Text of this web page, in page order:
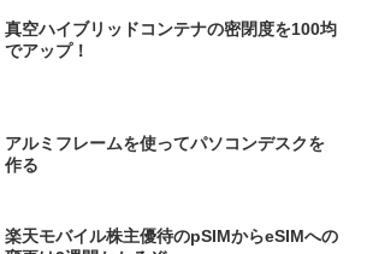
真空ハイブリッドコンテナの密閉度を100均
でアップ！
アルミフレームを使ってパソコンデスクを
作る
楽天モバイル株主優待のpSIMからeSIMへの